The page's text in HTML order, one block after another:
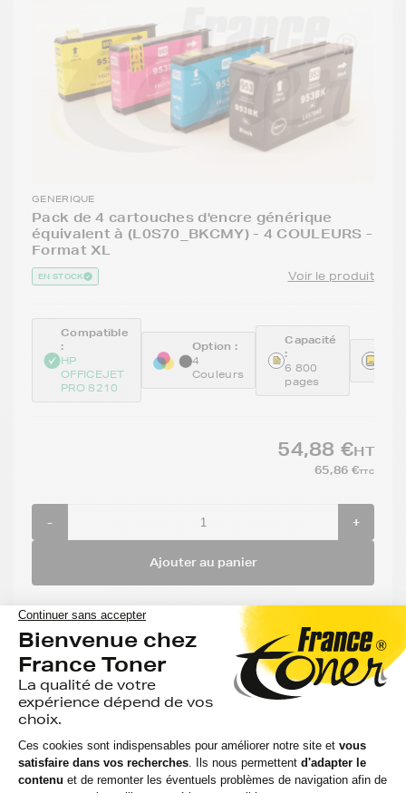
GENERIQUE
Pack de 4 cartouches d'encre générique
équivalent à (L0S70_BKCMY) - 4 COULEURS -
Format XL
EN STOCK Voir le produit
Compatible
:
HP
OFFICEJET
PRO 8210
Option :
4
Couleurs
Capacité
:
6 800
pages
54,88 €HT
65,86 €TTC
- +
Ajouter au panier